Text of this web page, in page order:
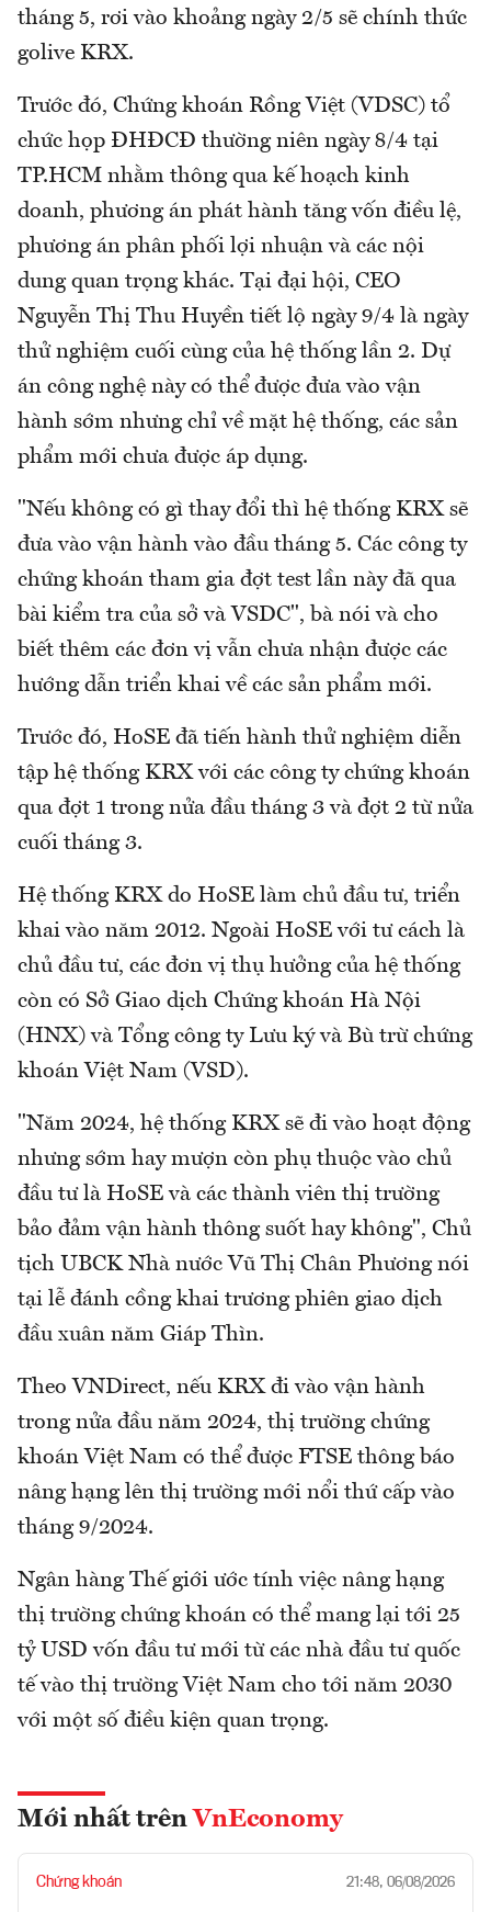
tháng 5, rơi vào khoảng ngày 2/5 sẽ chính thức
golive KRX.
Trước đó, Chứng khoán Rồng Việt (VDSC) tổ
chức họp ĐHĐCĐ thường niên ngày 8/4 tại
TP.HCM nhằm thông qua kế hoạch kinh
doanh, phương án phát hành tăng vốn điều lệ,
phương án phân phối lợi nhuận và các nội
dung quan trọng khác. Tại đại hội, CEO
Nguyễn Thị Thu Huyền tiết lộ ngày 9/4 là ngày
thử nghiệm cuối cùng của hệ thống lần 2. Dự
án công nghệ này có thể được đưa vào vận
hành sớm nhưng chỉ về mặt hệ thống, các sản
phẩm mới chưa được áp dụng.
"Nếu không có gì thay đổi thì hệ thống KRX sẽ
đưa vào vận hành vào đầu tháng 5. Các công ty
chứng khoán tham gia đợt test lần này đã qua
bài kiểm tra của sở và VSDC", bà nói và cho
biết thêm các đơn vị vẫn chưa nhận được các
hướng dẫn triển khai về các sản phẩm mới.
Trước đó, HoSE đã tiến hành thử nghiệm diễn
tập hệ thống KRX với các công ty chứng khoán
qua đợt 1 trong nửa đầu tháng 3 và đợt 2 từ nửa
cuối tháng 3.
Hệ thống KRX do HoSE làm chủ đầu tư, triển
khai vào năm 2012. Ngoài HoSE với tư cách là
chủ đầu tư, các đơn vị thụ hưởng của hệ thống
còn có Sở Giao dịch Chứng khoán Hà Nội
(HNX) và Tổng công ty Lưu ký và Bù trừ chứng
khoán Việt Nam (VSD).
"Năm 2024, hệ thống KRX sẽ đi vào hoạt động
nhưng sớm hay mượn còn phụ thuộc vào chủ
đầu tư là HoSE và các thành viên thị trường
bảo đảm vận hành thông suốt hay không", Chủ
tịch UBCK Nhà nước Vũ Thị Chân Phương nói
tại lễ đánh cồng khai trương phiên giao dịch
đầu xuân năm Giáp Thìn.
Theo VNDirect, nếu KRX đi vào vận hành
trong nửa đầu năm 2024, thị trường chứng
khoán Việt Nam có thể được FTSE thông báo
nâng hạng lên thị trường mới nổi thứ cấp vào
tháng 9/2024.
Ngân hàng Thế giới ước tính việc nâng hạng
thị trường chứng khoán có thể mang lại tới 25
tỷ USD vốn đầu tư mới từ các nhà đầu tư quốc
tế vào thị trường Việt Nam cho tới năm 2030
với một số điều kiện quan trọng.
Mới nhất trên VnEconomy
Chứng khoán 21:48, 06/08/2026